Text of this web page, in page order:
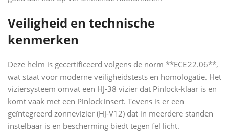
Veiligheid en technische
kenmerken
Deze helm is gecertificeerd volgens de norm **ECE 22.06**,
wat staat voor moderne veiligheidstests en homologatie. Het
viziersysteem omvat een HJ‑38 vizier dat Pinlock‑klaar is en
komt vaak met een Pinlock insert. Tevens is er een
geïntegreerd zonnevizier (HJ‑V12) dat in meerdere standen
instelbaar is en bescherming biedt tegen fel licht.